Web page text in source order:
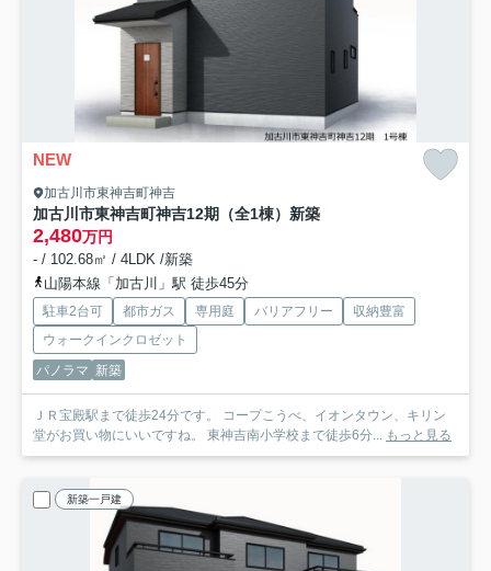
NEW
加古川市東神吉町神吉
加古川市東神吉町神吉12期（全1棟）新築
2,480万円
- / 102.68㎡ / 4LDK /新築
山陽本線「加古川」駅 徒歩45分
駐車2台可 都市ガス 専用庭 バリアフリー
収納豊富
ウォークインクロゼット
パノラマ 新築
ＪＲ宝殿駅まで徒歩24分です。 コープこうべ、イオンタウン、キリン
堂がお買い物にいいですね。 東神吉南小学校まで徒歩6分... もっと見る
新築一戸建